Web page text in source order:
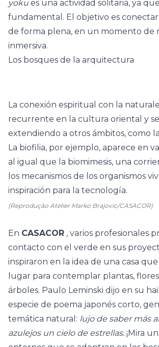
yoku es una actividad solitaria, ya
fundamental. El objetivo es
de forma plena, en un momento de
inmersiva.
Los bosques de la arquitectura
La conexión espiritual con la
recurrente en la cultura oriental y
extendiendo a otros ámbitos, como
La biofilia, por ejemplo, aparece en
al igual que la biomimesis, una
los mecanismos de los organismos
inspiración para la tecnología.
(Reprodução Atelier Marko Brajovic/CASACOR)
En CASACOR , varios profesionales
contacto con el verde en sus
inspiraron en la idea de una casa
lugar para contemplar plantas,
árboles. Paulo Leminski dijo en su
especie de poema japonés corto,
temática natural: lujo de saber más
azulejos un cielo de estrellas. ¡Mira